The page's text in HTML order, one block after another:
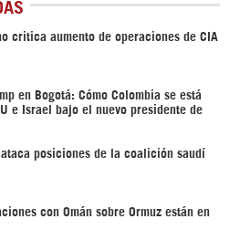
critica aumento de operaciones de CIA
en Bogotá: Cómo Colombia se está
e Israel bajo el nuevo presidente de
ataca posiciones de la coalición saudí
con Omán sobre Ormuz están en